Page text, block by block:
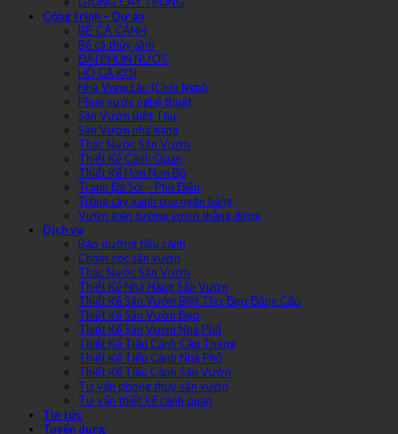
Công trình – Dự án
BỂ CÁ CẢNH
Bể cá thủy sinh
ĐÀI PHUN NƯỚC
HỒ CÁ KOI
Nhà Vọng Lâu (Chòi Nghỉ)
Phun nước nghệ thuật
Sân Vườn Biệt Thự
Sân Vườn nhà hàng
Thác Nước Sân Vườn
Thiết Kế Cảnh Quan
Thiết Kế Hòn Non Bộ
Tranh Đá Sỏi – Phù Điêu
Trồng cây xanh cho ngân hàng
Vườn trên tường vườn thẳng đứng
Dịch vụ
Bảo dưỡng tiểu cảnh
Chăm sóc sân vườn
Thác Nước Sân Vườn
Thiết Kế Nhà Hàng Sân Vườn
Thiết Kế Sân Vườn Biệt Thự Đẹp Đẳng Cấp
Thiết Kế Sân Vườn Đẹp
Thiết Kế Sân Vườn Nhà Phố
Thiết Kế Tiểu Cảnh Cầu Thang
Thiết Kế Tiểu Cảnh Nhà Phố
Thiết Kế Tiểu Cảnh Sân Vườn
Tư vấn phong thủy sân vườn
Tư vấn thiết kế cảnh quan
Tin tức
Tuyển dụng